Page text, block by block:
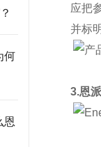
何
恩
应把
并标
3.恩